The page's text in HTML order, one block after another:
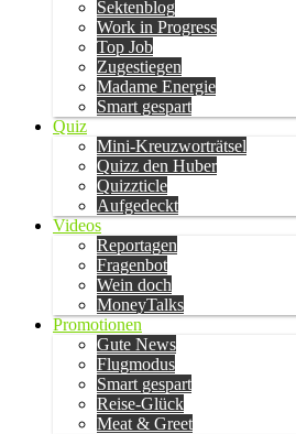
Sektenblog
Work in Progress
Top Job
Zugestiegen
Madame Energie
Smart gespart
Quiz
Mini-Kreuzworträtsel
Quizz den Huber
Quizzticle
Aufgedeckt
Videos
Reportagen
Fragenbot
Wein doch
MoneyTalks
Promotionen
Gute News
Flugmodus
Smart gespart
Reise-Glück
Meat & Greet